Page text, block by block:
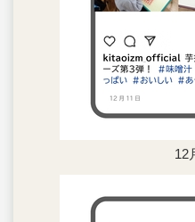
12